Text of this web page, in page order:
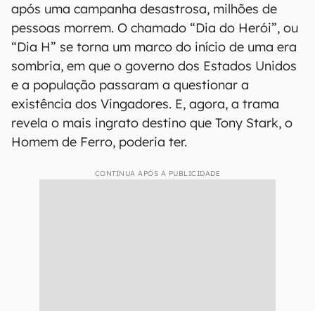
após uma campanha desastrosa, milhões de
pessoas morrem. O chamado “Dia do Herói”, ou
“Dia H” se torna um marco do início de uma era
sombria, em que o governo dos Estados Unidos
e a população passaram a questionar a
existência dos Vingadores. E, agora, a trama
revela o mais ingrato destino que Tony Stark, o
Homem de Ferro, poderia ter.
CONTINUA APÓS A PUBLICIDADE